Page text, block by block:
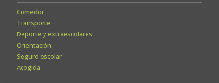
Comedor
Transporte
Deporte y extraescolares
Orientación
Seguro escolar
Acogida